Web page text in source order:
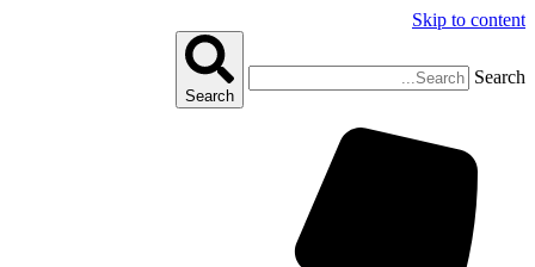
Skip to content
Search
Search